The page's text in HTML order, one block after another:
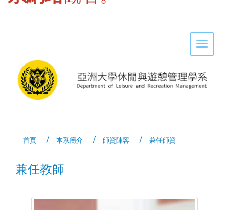
Toggle
首頁 本系簡介 師資陣容 兼任師資
兼任教師